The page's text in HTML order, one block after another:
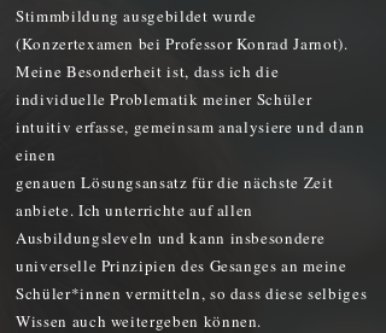
Stimmbildung ausgebildet wurde
(Konzertexamen bei Professor Konrad Jarnot).
Meine Besonderheit ist, dass ich die
individuelle Problematik meiner Schüler
intuitiv erfasse, gemeinsam analysiere und dann
einen
genauen Lösungsansatz für die nächste Zeit
anbiete. Ich unterrichte auf allen
Ausbildungsleveln und kann insbesondere
universelle Prinzipien des Gesanges an meine
Schüler*innen vermitteln, so dass diese selbiges
Wissen auch weitergeben können.